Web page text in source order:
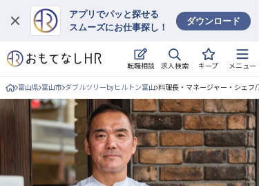
アプリでパッと探せる
スムーズにお仕事探し！
ダウンロード
転職相談 求人検索 キープ メニュー
ログイン
求人・施設を探す
キープした求人
就職・転職 合同説明会
おもてなしHRについて
富山県 富山市 ダブルツリーbyヒルトン富山 料理長・マネージャー・シェフ